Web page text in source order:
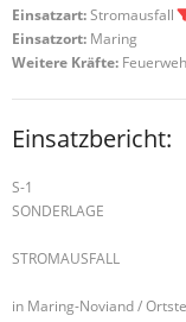
Einsatzart:Stromausfall
Einsatzort: Maring
Weitere Kräfte:
Einsatzbericht:
S-1
SONDERLAGE
STROMAUSFALL
in Maring-Noviand /